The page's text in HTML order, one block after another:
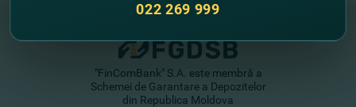
"FinComBank" S.A. este membră a
Schemei de Garantare a Depozitelor
din Republica Moldova
022 269 999